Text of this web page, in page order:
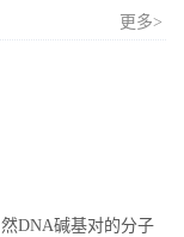
更多>
DNA碱基对的分子